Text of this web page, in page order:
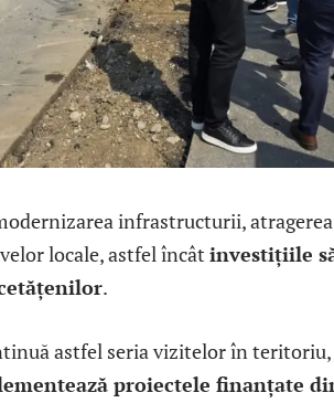
infrastructurii,
locale, astfel încât investițiile
.
astfel seria vizitelor în teritoriu,
proiectele finanțate